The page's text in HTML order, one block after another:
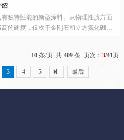
中，经过搅拌、混...
绍
独特性能的新型涂料。从物理性质方面
的硬度，仅次于金刚石和立方氮化硼，
在表面形成坚硬的防护层，有效抵御各
10 条/页 共409 条 页次：3/41页
3 4 5 最后